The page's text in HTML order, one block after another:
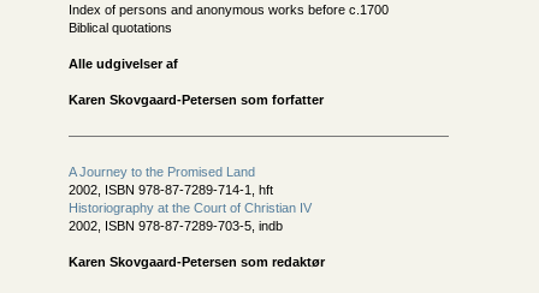
Index of persons and anonymous works before c.1700
Biblical quotations
Alle udgivelser af
Karen Skovgaard-Petersen som forfatter
A Journey to the Promised Land
2002, ISBN 978-87-7289-714-1, hft
Historiography at the Court of Christian IV
2002, ISBN 978-87-7289-703-5, indb
Karen Skovgaard-Petersen som redaktør